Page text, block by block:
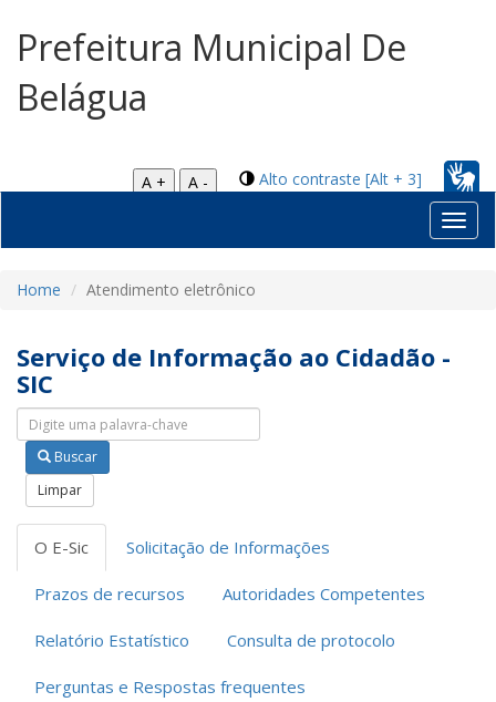
Prefeitura Municipal De
Belágua
Alto contraste [Alt + 3]
A +
A -
Home Atendimento eletrônico
Serviço de Informação ao Cidadão -
SIC
Pesquisar nas abas
Buscar
Limpar
O E-Sic Solicitação de Informações
Prazos de recursos Autoridades Competentes
Relatório Estatístico Consulta de protocolo
Perguntas e Respostas frequentes